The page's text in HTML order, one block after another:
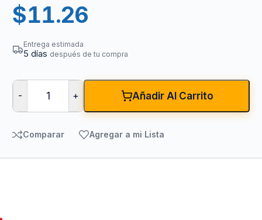
$11.26
Entrega estimada
5 días después de tu compra
- + Añadir Al Carrito
Comparar Agregar a mi Lista